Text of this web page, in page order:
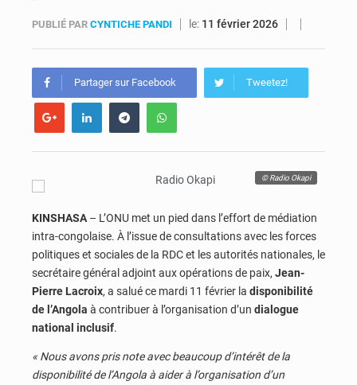
PUBLIÉ PAR CYNTICHE PANDI le: 11 février 2026
Partager sur Facebook Tweetez!
© Radio Okapi
KINSHASA – L’ONU met un pied dans l’effort de médiation
intra-congolaise. À l’issue de consultations avec les forces
politiques et sociales de la RDC et les autorités nationales, le
secrétaire général adjoint aux opérations de paix, Jean-
Pierre Lacroix, a salué ce mardi 11 février la disponibilité
de l’Angola à contribuer à l’organisation d’un dialogue
national inclusif.
« Nous avons pris note avec beaucoup d’intérêt de la
disponibilité de l’Angola à aider à l’organisation d’un